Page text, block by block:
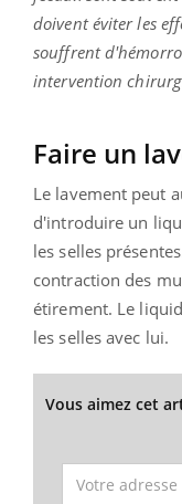
doivent éviter les
souffrent
intervention
Faire un
Le lavement peut
d'introduire un
les selles
contraction des
étirement. Le
les selles avec lui.
Vous aimez cet